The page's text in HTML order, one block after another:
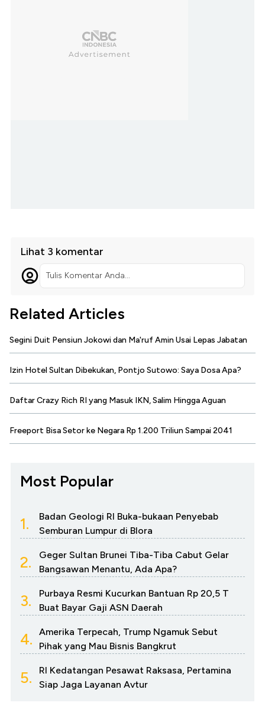
Lihat 3 komentar
Tulis Komentar Anda...
Related Articles
Segini Duit Pensiun Jokowi dan Ma'ruf Amin Usai Lepas Jabatan
Izin Hotel Sultan Dibekukan, Pontjo Sutowo: Saya Dosa Apa?
Daftar Crazy Rich RI yang Masuk IKN, Salim Hingga Aguan
Freeport Bisa Setor ke Negara Rp 1.200 Triliun Sampai 2041
Most Popular
1.
Badan Geologi RI Buka-bukaan Penyebab
Semburan Lumpur di Blora
2.
Geger Sultan Brunei Tiba-Tiba Cabut Gelar
Bangsawan Menantu, Ada Apa?
3.
Purbaya Resmi Kucurkan Bantuan Rp 20,5 T
Buat Bayar Gaji ASN Daerah
4.
Amerika Terpecah, Trump Ngamuk Sebut
Pihak yang Mau Bisnis Bangkrut
5.
RI Kedatangan Pesawat Raksasa, Pertamina
Siap Jaga Layanan Avtur